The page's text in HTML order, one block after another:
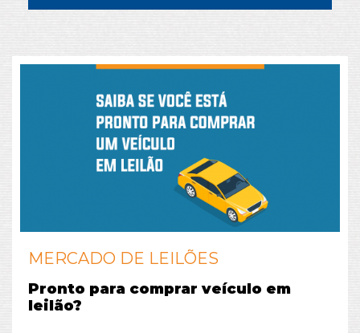
MERCADO DE LEILÕES
Pronto para comprar veículo em
leilão?